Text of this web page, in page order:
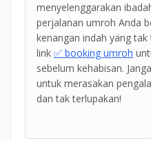
menyelenggarakan
perjalanan umroh Anda
kenangan indah yang
link ✅ booking umroh
sebelum kehabisan.
untuk merasakan
dan tak terlupakan!